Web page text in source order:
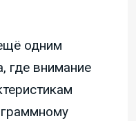
одним
где внимание